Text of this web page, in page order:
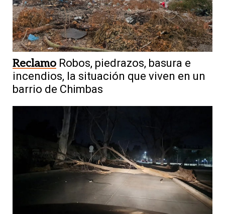
Reclamo Robos, piedrazos, basura e
incendios, la situación que viven en un
barrio de Chimbas